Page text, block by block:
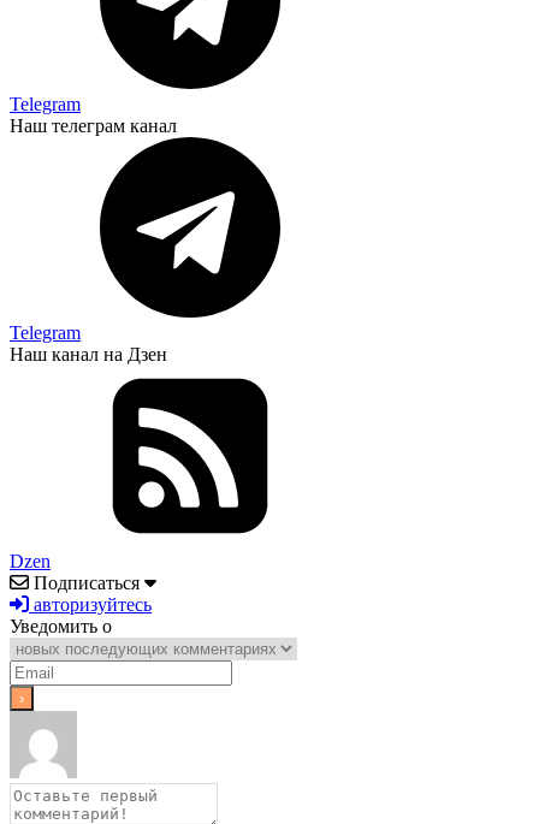
Telegram
Наш телеграм канал
Telegram
Наш канал на Дзен
Dzen
Подписаться
авторизуйтесь
Уведомить о